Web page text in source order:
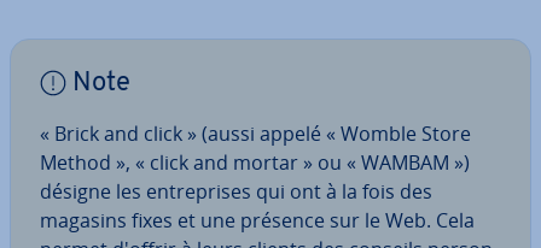
Note
« Brick and click » (aussi appelé « Womble Store
Method », « click and mortar » ou « WAMBAM »)
désigne les en­tre­prises qui ont à la fois des
magasins fixes et une présence sur le Web. Cela